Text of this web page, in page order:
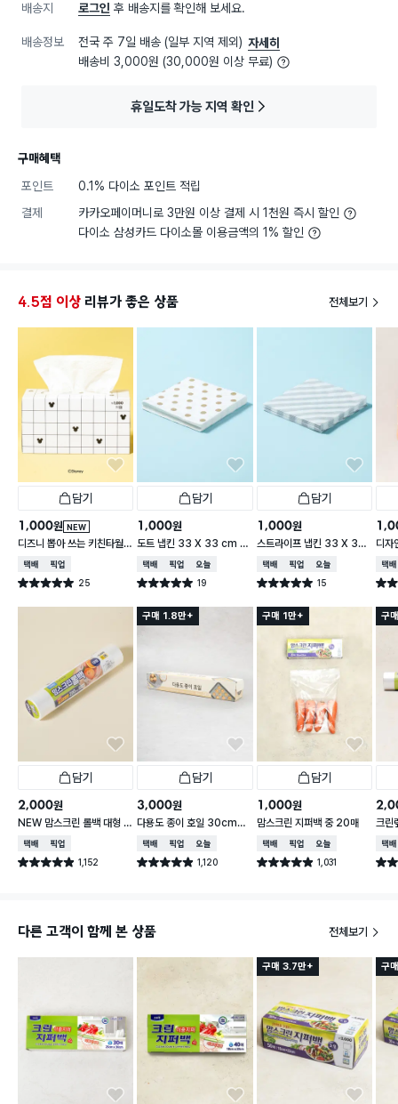
배송지 로그인 후 배송지를 확인해 보세요.
배송정보 전국 주 7일 배송 (일부 지역 제외) 자세히
배송비 3,000원 (30,000원 이상 무료)
휴일도착 가능 지역 확인
구매혜택
포인트
0.1% 다이소 포인트 적립
결제
카카오페이머니로 3만원 이상 결제 시 1천원 즉시 할인
다이소 삼성카드 다이소몰 이용금액의 1% 할인
4.5점 이상 리뷰가 좋은 상품 전체보기
담기
NEW
1,000원
디즈니 뽑아 쓰는 키친타월
2겹 150매입 체크
택배배송매장픽업
별점 5.0점 25
건 작성
담기
1,000원
도트 냅킨 33 X 33 cm 1
5매입
택배배송매장픽업오늘배송
별점 5.0점 19
건 작성
담기
1,000원
스트라이프 냅킨 33 X 33
cm 15매입
택배배송매장픽업오늘배송
별점 5.0점 15
건 작성
디자
cm
택배
별점
담기
2,000원
NEW 맘스크린 롤백 대형 2
00매입
택배배송매장픽업
별점 4.9점 1,152
건 작성
구매 1.8만+
담기
3,000원
다용도 종이 호일 30cmX
30m
택배배송매장픽업오늘배송
별점 4.9점 1,120
건 작성
구매 1만+
담기
1,000원
맘스크린 지퍼백 중 20매
택배배송매장픽업오늘배송
별점 4.9점 1,031
건 작성
구
크린
매
택배
별점
다른 고객이 함께 본 상품 전체보기
구매 3.7만+ 구